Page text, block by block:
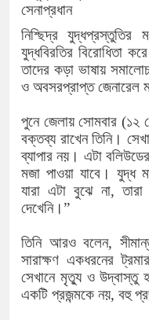
নিশ্ছিদ্র যুদ্ধপ্রস্তুতির
যুদ্ধবিরতির বিরোধিতা
তাদের কড়া ভাষায়
ও অবসরপ্রাপ্ত জেনারেল
পুনে জেলায় সোমবার (১২
বক্তব্য রাখেন তিনি।
ব্যাপার নয়। এটা
মজা পাওয়া যাবে। যুদ্ধ
যারা এটা বুঝে না,
দেখেনি।”
তিনি আরও বলেন,
সারাক্ষণ একধরনের
সেখানে মৃত্যু ও উদ্বাস্তু
একটি প্রজন্মকে নয়, বহু